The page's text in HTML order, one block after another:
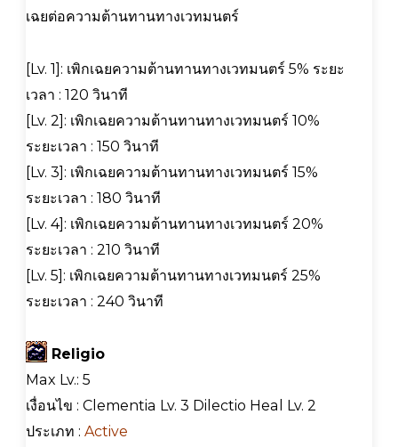
เฉยต่อความต้านทานทางเวทมนตร์
[Lv. 1]: เพิกเฉยความต้านทานทางเวทมนตร์ 5% ระยะ
เวลา : 120 วินาที
[Lv. 2]: เพิกเฉยความต้านทานทางเวทมนตร์ 10%
ระยะเวลา : 150 วินาที
[Lv. 3]: เพิกเฉยความต้านทานทางเวทมนตร์ 15%
ระยะเวลา : 180 วินาที
[Lv. 4]: เพิกเฉยความต้านทานทางเวทมนตร์ 20%
ระยะเวลา : 210 วินาที
[Lv. 5]: เพิกเฉยความต้านทานทางเวทมนตร์ 25%
ระยะเวลา : 240 วินาที
Religio
Max Lv.: 5
เงื่อนไข : Clementia Lv. 3 Dilectio Heal Lv. 2
ประเภท : Active